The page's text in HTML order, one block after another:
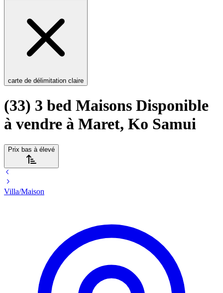
carte de délimitation claire
(33) 3 bed Maisons Disponible
à vendre à Maret, Ko Samui
Prix bas à élevé
Villa/Maison